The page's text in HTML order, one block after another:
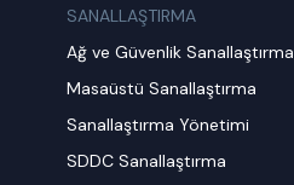
SANALLAŞTIRMA
Ağ ve Güvenlik Sanallaştırma
Masaüstü Sanallaştırma
Sanallaştırma Yönetimi
SDDC Sanallaştırma